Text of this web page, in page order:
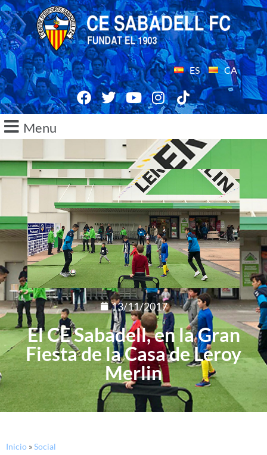
ES CA
Menu
13/11/2017
El CE Sabadell, en la Gran
Fiesta de la Casa de Leroy
Merlin
Inicio »Social